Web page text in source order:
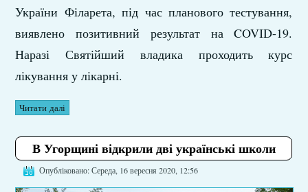
України Філарета, під час планового тестування,
виявлено позитивний результат на COVID-19.
Наразі Святійший владика проходить курс
лікування у лікарні.
Читати далі
В Угорщині відкрили дві українські школи
Опубліковано: Середа, 16 вересня 2020, 12:56